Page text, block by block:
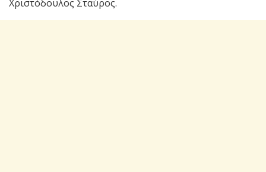
Χριστόδουλος Σταύρος.